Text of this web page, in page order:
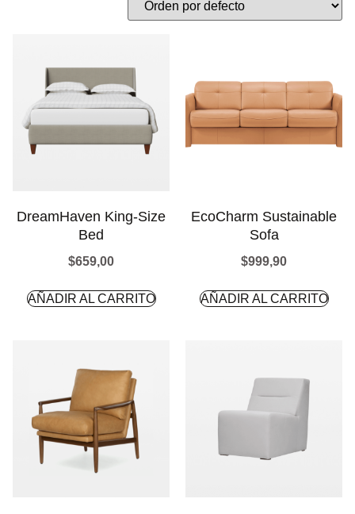
DreamHaven King-Size
Bed
$659,00
AÑADIR AL CARRITO
EcoCharm Sustainable
Sofa
$999,90
AÑADIR AL CARRITO